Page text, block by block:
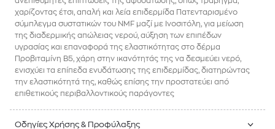
χαρίζοντας έτσι, απαλή και λεία επιδερμίδα Πατενταρισμένο
σύμπλεγμα συστατικών του NMF μαζί με Ινοσιτόλη, για μείωση
της διαδερμικής απώλειας νερού, αύξηση των επιπέδων
υγρασίας και επαναφορά της ελαστικότητας στο δέρμα
Προβιταμίνη Β5, χάρη στην ικανότητάς της να δεσμεύει νερό,
ενισχύει τα επίπεδα ενυδάτωσης της επιδερμίδας, διατηρώντας
την ελαστικότητά της, καθώς επίσης την προστατεύει από
επιθετικούς περιβαλλοντικούς παράγοντες
Οδηγίες Χρήσης & Προφύλαξης